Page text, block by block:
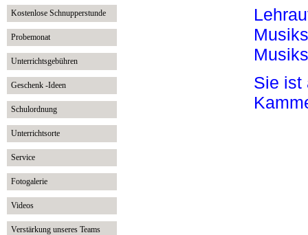
Kostenlose Schnupperstunde
Probemonat
Unterrichtsgebühren
Geschenk -Ideen
Schulordnung
Unterrichtsorte
Service
Fotogalerie
Videos
Verstärkung unseres Teams
Sie ist